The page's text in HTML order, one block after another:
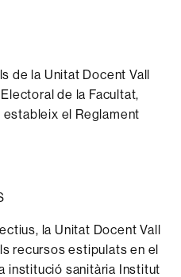
de la Unitat Docent Vall
Electoral de la Facultat,
estableix el Reglament
laUnitat Docent Vall
recursos estipulats en el
institució sanitària Institut